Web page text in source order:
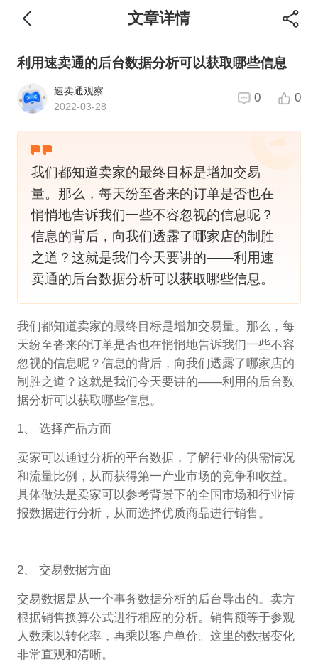
文章详情
利用速卖通的后台数据分析可以获取哪些信息
速卖通观察
2022-03-28
0 0
我们都知道卖家的最终目标是增加交易
量。那么，每天纷至沓来的订单是否也在
悄悄地告诉我们一些不容忽视的信息呢？
信息的背后，向我们透露了哪家店的制胜
之道？这就是我们今天要讲的——利用速
卖通的后台数据分析可以获取哪些信息。
我们都知道卖家的最终目标是增加交易量。那么，每
天纷至沓来的订单是否也在悄悄地告诉我们一些不容
忽视的信息呢？信息的背后，向我们透露了哪家店的
制胜之道？这就是我们今天要讲的——利用的后台数
据分析可以获取哪些信息。
1、 选择产品方面
卖家可以通过分析的平台数据，了解行业的供需情况
和流量比例，从而获得第一产业市场的竞争和收益。
具体做法是卖家可以参考背景下的全国市场和行业情
报数据进行分析，从而选择优质商品进行销售。
2、 交易数据方面
交易数据是从一个事务数据分析的后台导出的。卖方
根据销售换算公式进行相应的分析。销售额等于参观
人数乘以转化率，再乘以客户单价。这里的数据变化
非常直观和清晰。